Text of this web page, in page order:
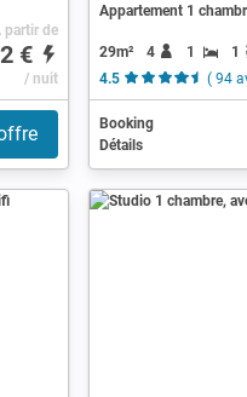
partir de
€
/ nuit
Appartement 1
29m² 4 1
1
4.5
( 94
Booking
Détails